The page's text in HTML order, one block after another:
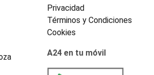
Privacidad
Términos y Condiciones
Cookies
A24 en tu móvil